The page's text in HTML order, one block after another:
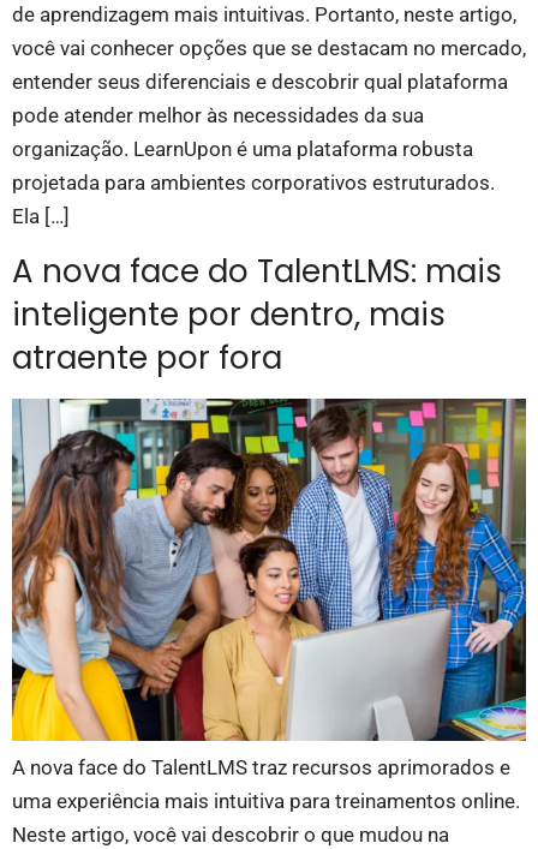
de aprendizagem mais intuitivas. Portanto, neste artigo,
você vai conhecer opções que se destacam no mercado,
entender seus diferenciais e descobrir qual plataforma
pode atender melhor às necessidades da sua
organização. LearnUpon é uma plataforma robusta
projetada para ambientes corporativos estruturados.
Ela […]
A nova face do TalentLMS: mais
inteligente por dentro, mais
atraente por fora
A nova face do TalentLMS traz recursos aprimorados e
uma experiência mais intuitiva para treinamentos online.
Neste artigo, você vai descobrir o que mudou na